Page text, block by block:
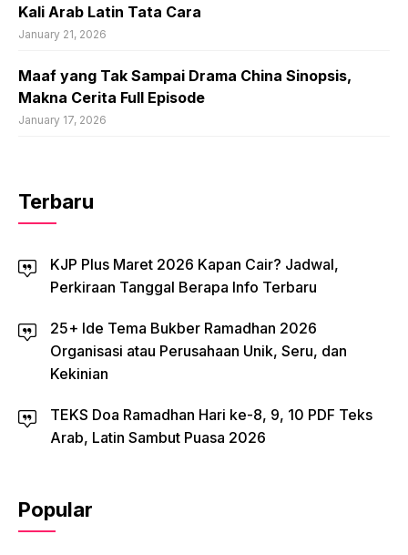
Kali Arab Latin Tata Cara
January 21, 2026
Maaf yang Tak Sampai Drama China Sinopsis,
Makna Cerita Full Episode
January 17, 2026
Terbaru
KJP Plus Maret 2026 Kapan Cair? Jadwal,
Perkiraan Tanggal Berapa Info Terbaru
25+ Ide Tema Bukber Ramadhan 2026
Organisasi atau Perusahaan Unik, Seru, dan
Kekinian
TEKS Doa Ramadhan Hari ke-8, 9, 10 PDF Teks
Arab, Latin Sambut Puasa 2026
Popular